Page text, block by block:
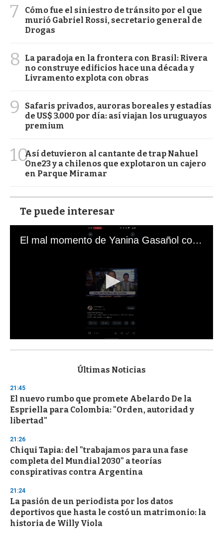
7
Cómo fue el siniestro de tránsito por el que
murió Gabriel Rossi, secretario general de
Drogas
8
La paradoja en la frontera con Brasil: Rivera
no construye edificios hace una década y
Livramento explota con obras
9
Safaris privados, auroras boreales y estadías
de US$ 3.000 por día: así viajan los uruguayos
premium
10Así detuvieron al cantante de trap Nahuel
One23 y a chilenos que explotaron un cajero
en Parque Miramar
Te puede interesar
El mal momento de Yanina Gasañol con un hincha argentino en "Subrayado"
s
d
s
o
f
3
s
e
c
o
n
Últimas Noticias
21:45
El nuevo rumbo que promete Abelardo De la
Espriella para Colombia: "Orden, autoridad y
libertad"
21:26
Chiqui Tapia: del "trabajamos para una fase
completa del Mundial 2030" a teorías
conspirativas contra Argentina
21:24
La pasión de un periodista por los datos
deportivos que hasta le costó un matrimonio: la
historia de Willy Viola